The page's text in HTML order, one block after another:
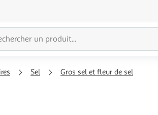
Sel Gros sel et fleur de sel